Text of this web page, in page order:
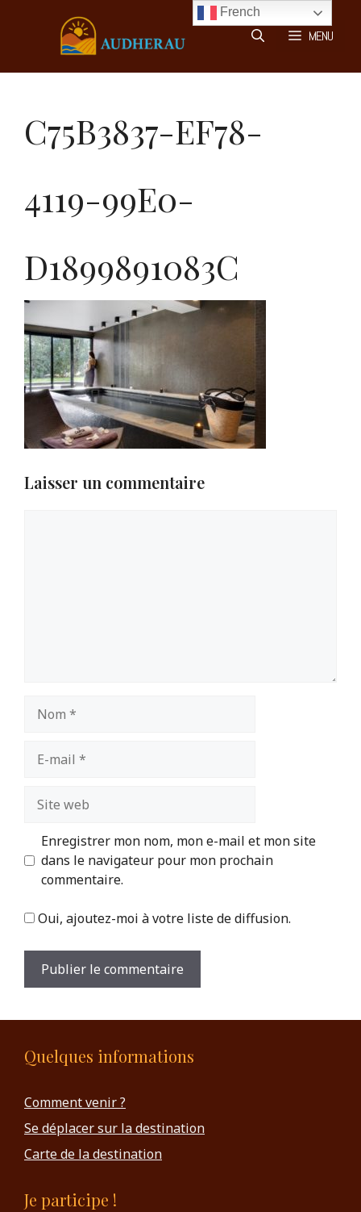
MENU
C75B3837-EF78-
4119-99E0-
D1899891083C
Laisser un commentaire
mail
web
Enregistrer mon nom, mon e-mail et mon site
dans le navigateur pour mon prochain
commentaire.
Oui, ajoutez-moi à votre liste de diffusion.
Quelques informations
Comment venir ?
Se déplacer sur la destination
Carte de la destination
Je participe !
French